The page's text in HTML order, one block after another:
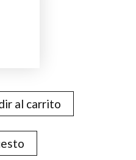
al carrito